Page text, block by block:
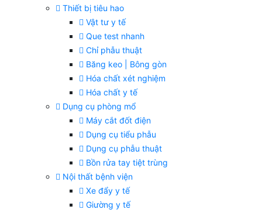
Thiết bị tiêu hao
Vật tư y tế
Que test nhanh
Chỉ phẫu thuật
Băng keo | Bông gòn
Hóa chất xét nghiệm
Hóa chất y tế
Dụng cụ phòng mổ
Máy cắt đốt điện
Dụng cụ tiểu phẫu
Dụng cụ phẫu thuật
Bồn rửa tay tiệt trùng
Nội thất bệnh viện
Xe đẩy y tế
Giường y tế